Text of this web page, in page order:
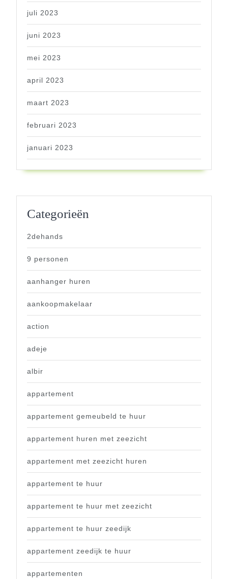
juli 2023
juni 2023
mei 2023
april 2023
maart 2023
februari 2023
januari 2023
Categorieën
2dehands
9 personen
aanhanger huren
aankoopmakelaar
action
adeje
albir
appartement
appartement gemeubeld te huur
appartement huren met zeezicht
appartement met zeezicht huren
appartement te huur
appartement te huur met zeezicht
appartement te huur zeedijk
appartement zeedijk te huur
appartementen